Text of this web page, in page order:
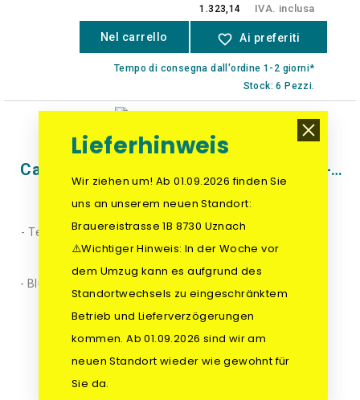
1.323,14 IVA. inclusa
Nel carrello favorite_border Ai preferiti
Tempo di consegna dall'ordine 1-2 giorni*
Stock: 6 Pezzi.
Caricabatterie Smart IP43 36/15(1) 120-240V
Articolo n.: PSC361550095
- Tensione della batteria 36V, corrente di carica 15Amp, 1
uscita
- Efficienza: 96%, curva di carica personalizzabile /
alimentazione
- Bluetooth e VE-Direct per integrazione e configurazione
Nel carrello favorite_border Ai preferiti
Tempo di consegna circa 10 giorni lavorativi
Lieferhinweis
Wir ziehen um! Ab 01.09.2026 finden Sie
uns an unserem neuen Standort:
Brauereistrasse 1B 8730 Uznach
⚠️Wichtiger Hinweis: In der Woche vor
dem Umzug kann es aufgrund des
Standortwechsels zu eingeschränktem
Betrieb und Lieferverzögerungen
kommen. Ab 01.09.2026 sind wir am
neuen Standort wieder wie gewohnt für
Sie da.